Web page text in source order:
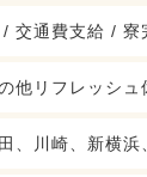
交通費支給 / 寮
他リフレッシュ
、川崎、新横浜